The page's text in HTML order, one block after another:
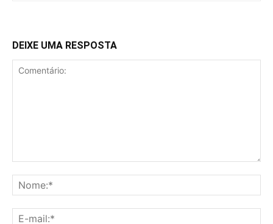
DEIXE UMA RESPOSTA